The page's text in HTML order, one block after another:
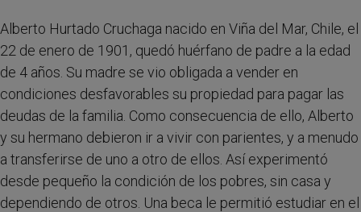
Alberto Hurtado Cruchaga nacido en Viña del Mar, Chile, el
22 de enero de 1901, quedó huérfano de padre a la edad
de 4 años. Su madre se vio obligada a vender en
condiciones desfavorables su propiedad para pagar las
deudas de la familia. Como consecuencia de ello, Alberto
y su hermano debieron ir a vivir con parientes, y a menudo
a transferirse de uno a otro de ellos. Así experimentó
desde pequeño la condición de los pobres, sin casa y
dependiendo de otros. Una beca le permitió estudiar en el